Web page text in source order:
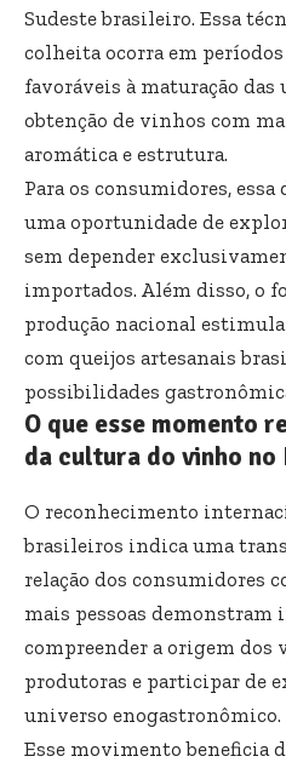
Sudeste brasileiro. Essa
colheita ocorra em
favoráveis à maturação
obtenção de vinhos com
aromática e estrutura.
Para os consumidores,
uma oportunidade de
sem depender
importados. Além disso, o
produção nacional
com queijos artesanais
possibilidades
O que esse momento
da cultura do vinho no
O reconhecimento
brasileiros indica uma
relação dos consumidores
mais pessoas demonstram
compreender a origem dos
produtoras e participar de
universo enogastronômico.
Esse movimento beneficia